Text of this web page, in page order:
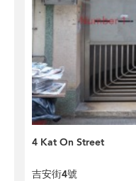
4 Kat On Street
吉安街4號